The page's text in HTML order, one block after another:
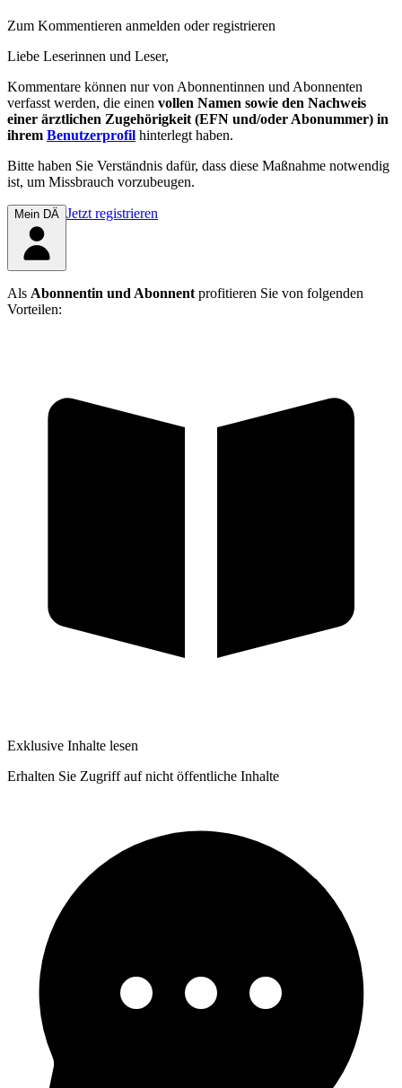
Zum Kommentieren anmelden oder registrieren
Liebe Leserinnen und Leser,
Kommentare können nur von Abonnentinnen und Abonnenten
verfasst werden, die einen vollen Namen sowie den Nachweis
einer ärztlichen Zugehörigkeit (EFN und/oder Abonummer) in
ihrem Benutzerprofil hinterlegt haben.
Bitte haben Sie Verständnis dafür, dass diese Maßnahme notwendig
ist, um Missbrauch vorzubeugen.
Mein DÄ Jetzt registrieren
Als Abonnentin und Abonnentprofitieren Sie von folgenden
Vorteilen:
Exklusive Inhalte lesen
Erhalten Sie Zugriff auf nicht öffentliche Inhalte